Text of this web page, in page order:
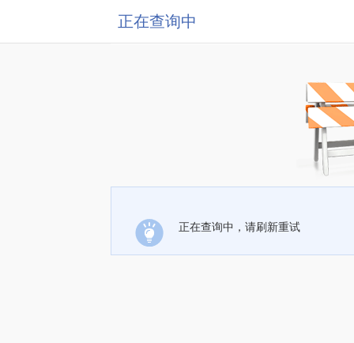
正在查询中
正在查询中，请刷新重试